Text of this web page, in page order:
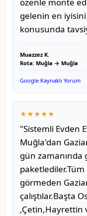
özenle monte
gelenin en iyisini
konusunda
Muazzez K.
Rota: Muğla → Muğla
Google Kaynaklı Yorum
★★★★★
"Sistemli Evden
Muğla'dan
gün zamanında
görmeden
çalıştılar.Başta
,Çetin,Hayrettin